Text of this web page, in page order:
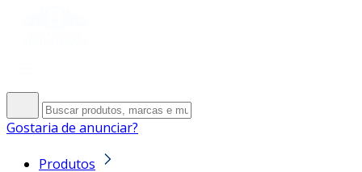
Gostaria de anunciar?
Produtos